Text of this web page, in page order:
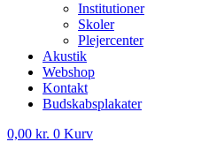
Institutioner
Skoler
Plejercenter
Akustik
Webshop
Kontakt
Budskabsplakater
0,00 kr. 0 Kurv